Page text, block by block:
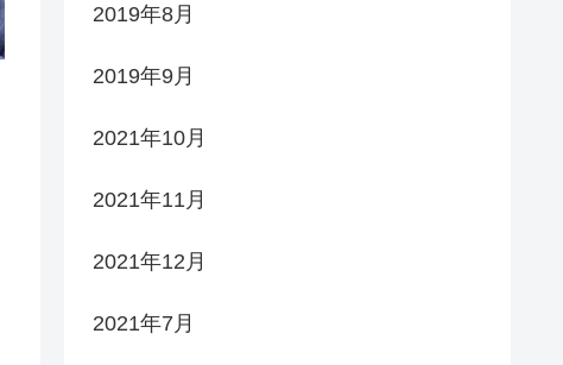
2019年8月
2019年9月
2021年10月
2021年11月
2021年12月
2021年7月